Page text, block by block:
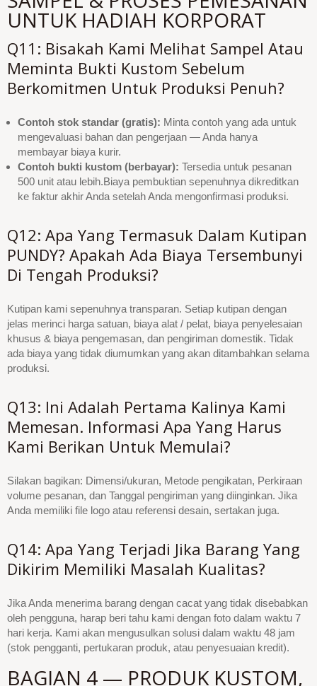
UNTUK HADIAH KORPORAT
Q11: Bisakah Kami Melihat Sampel Atau
Meminta Bukti Kustom Sebelum
Berkomitmen Untuk Produksi Penuh?
Contoh stok standar (gratis): Minta contoh yang ada untuk
mengevaluasi bahan dan pengerjaan — Anda hanya
membayar biaya kurir.
Contoh bukti kustom (berbayar): Tersedia untuk pesanan
500 unit atau lebih.Biaya pembuktian sepenuhnya dikreditkan
ke faktur akhir Anda setelah Anda mengonfirmasi produksi.
Q12: Apa Yang Termasuk Dalam Kutipan
PUNDY? Apakah Ada Biaya Tersembunyi
Di Tengah Produksi?
Kutipan kami sepenuhnya transparan. Setiap kutipan dengan
jelas merinci harga satuan, biaya alat / pelat, biaya penyelesaian
khusus & biaya pengemasan, dan pengiriman domestik. Tidak
ada biaya yang tidak diumumkan yang akan ditambahkan selama
produksi.
Q13: Ini Adalah Pertama Kalinya Kami
Memesan. Informasi Apa Yang Harus
Kami Berikan Untuk Memulai?
Silakan bagikan: Dimensi/ukuran, Metode pengikatan, Perkiraan
volume pesanan, dan Tanggal pengiriman yang diinginkan. Jika
Anda memiliki file logo atau referensi desain, sertakan juga.
Q14: Apa Yang Terjadi Jika Barang Yang
Dikirim Memiliki Masalah Kualitas?
Jika Anda menerima barang dengan cacat yang tidak disebabkan
oleh pengguna, harap beri tahu kami dengan foto dalam waktu 7
hari kerja. Kami akan mengusulkan solusi dalam waktu 48 jam
(stok pengganti, pertukaran produk, atau penyesuaian kredit).
BAGIAN 4 — PRODUK KUSTOM,